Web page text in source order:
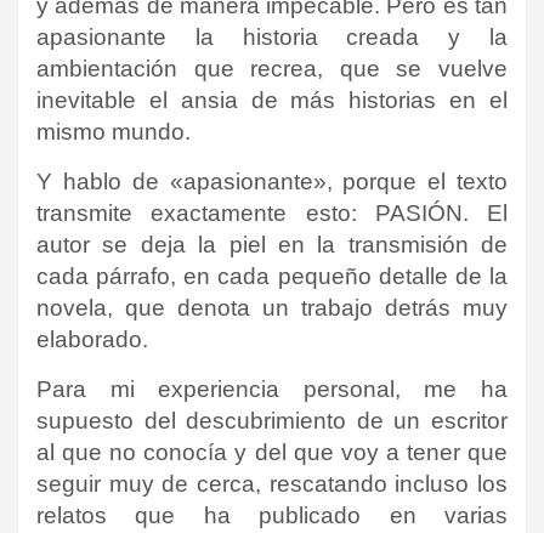
y además de manera impecable. Pero es tan
apasionante la historia creada y la
ambientación que recrea, que se vuelve
inevitable el ansia de más historias en el
mismo mundo.
Y hablo de «apasionante», porque el texto
transmite exactamente esto: PASIÓN. El
autor se deja la piel en la transmisión de
cada párrafo, en cada pequeño detalle de la
novela, que denota un trabajo detrás muy
elaborado.
Para mi experiencia personal, me ha
supuesto del descubrimiento de un escritor
al que no conocía y del que voy a tener que
seguir muy de cerca, rescatando incluso los
relatos que ha publicado en varias